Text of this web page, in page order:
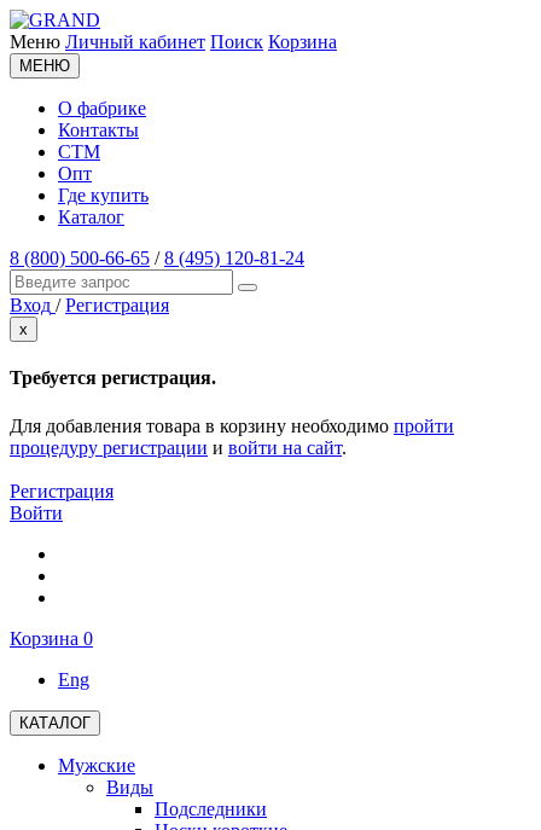
Меню Личный кабинет Поиск Корзина
МЕНЮ
О фабрике
Контакты
СТМ
Опт
Где купить
Каталог
8 (800) 500-66-65 /8 (495) 120-81-24
Вход / Регистрация
x
Требуется регистрация.
Для добавления товара в корзину необходимо пройти
процедуру регистрации и войти на сайт.
Регистрация
Войти
Корзина 0
Eng
КАТАЛОГ
Мужские
Виды
Подследники